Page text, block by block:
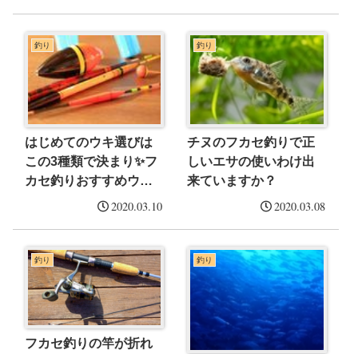
釣り
はじめてのウキ選びは
この3種類で決まり✨フ
カセ釣りおすすめウキ
2020.03.10
釣り
チヌのフカセ釣りで正
しいエサの使いわけ出
来ていますか？
2020.03.08
釣り
フカセ釣りの竿が折れ
釣り